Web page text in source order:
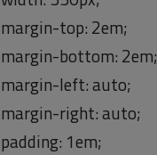
margin-top: 2em;
margin-bottom: 2em;
margin-left: auto;
margin-right: auto;
padding: 1em;